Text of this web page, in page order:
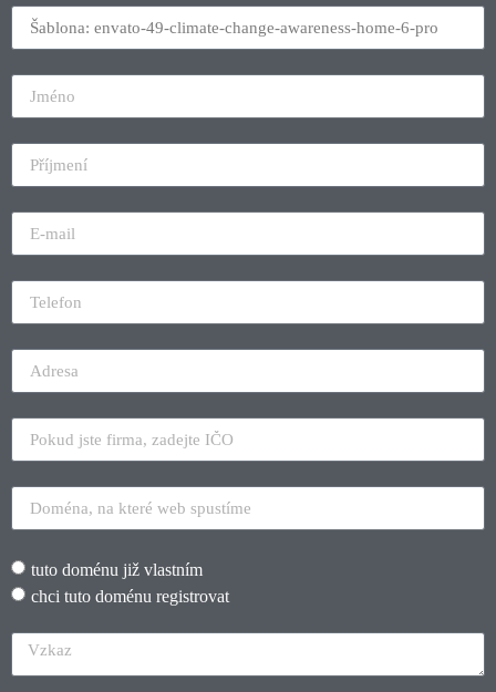
tuto doménu již vlastním
chci tuto doménu registrovat